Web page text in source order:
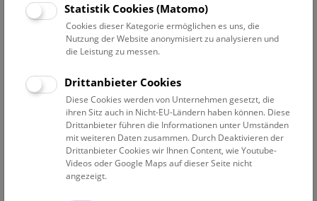
von der Dichte der Probe ab. Die Informationen über die
lokal unterschiedlichen Röntgenabsorptionen werden in
Schwarz-Weiß-Bildern als Grauwerte dargestellt.
Statistik Cookies (Matomo)
Cookies dieser Kategorie ermöglichen es uns, die
Nutzung der Website anonymisiert zu analysieren und
die Leistung zu messen.
Drittanbieter Cookies
Diese Cookies werden von Unternehmen gesetzt, die
ihren Sitz auch in Nicht-EU-Ländern haben können. Diese
Drittanbieter führen die Informationen unter Umständen
mit weiteren Daten zusammen. Durch Deaktivieren der
Drittanbieter Cookies wir Ihnen Content, wie Youtube-
Videos oder Google Maps auf dieser Seite nicht
angezeigt.